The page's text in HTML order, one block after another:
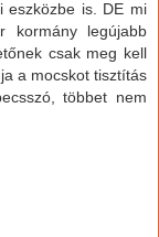
eszközbe is. DE mi
kormány legújabb
csak meg kell
a mocskot tisztítás
többet nem